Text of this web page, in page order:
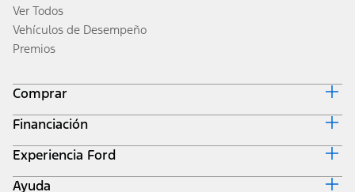
Ver Todos
Vehículos de Desempeño
Premios
Comprar
Diseña y Cotiza
Inventario
Obtener una Cotización
Valor de Intercambio
Financiación
Inicio de Ford Credit
Por Qué Ford Credit
Experiencia Ford
Corporativo
Ayuda